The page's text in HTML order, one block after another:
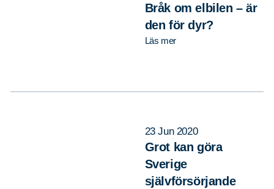
Bråk om elbilen – är
den för dyr?
Läs mer
23 Jun 2020
Grot kan göra
Sverige
självförsörjande